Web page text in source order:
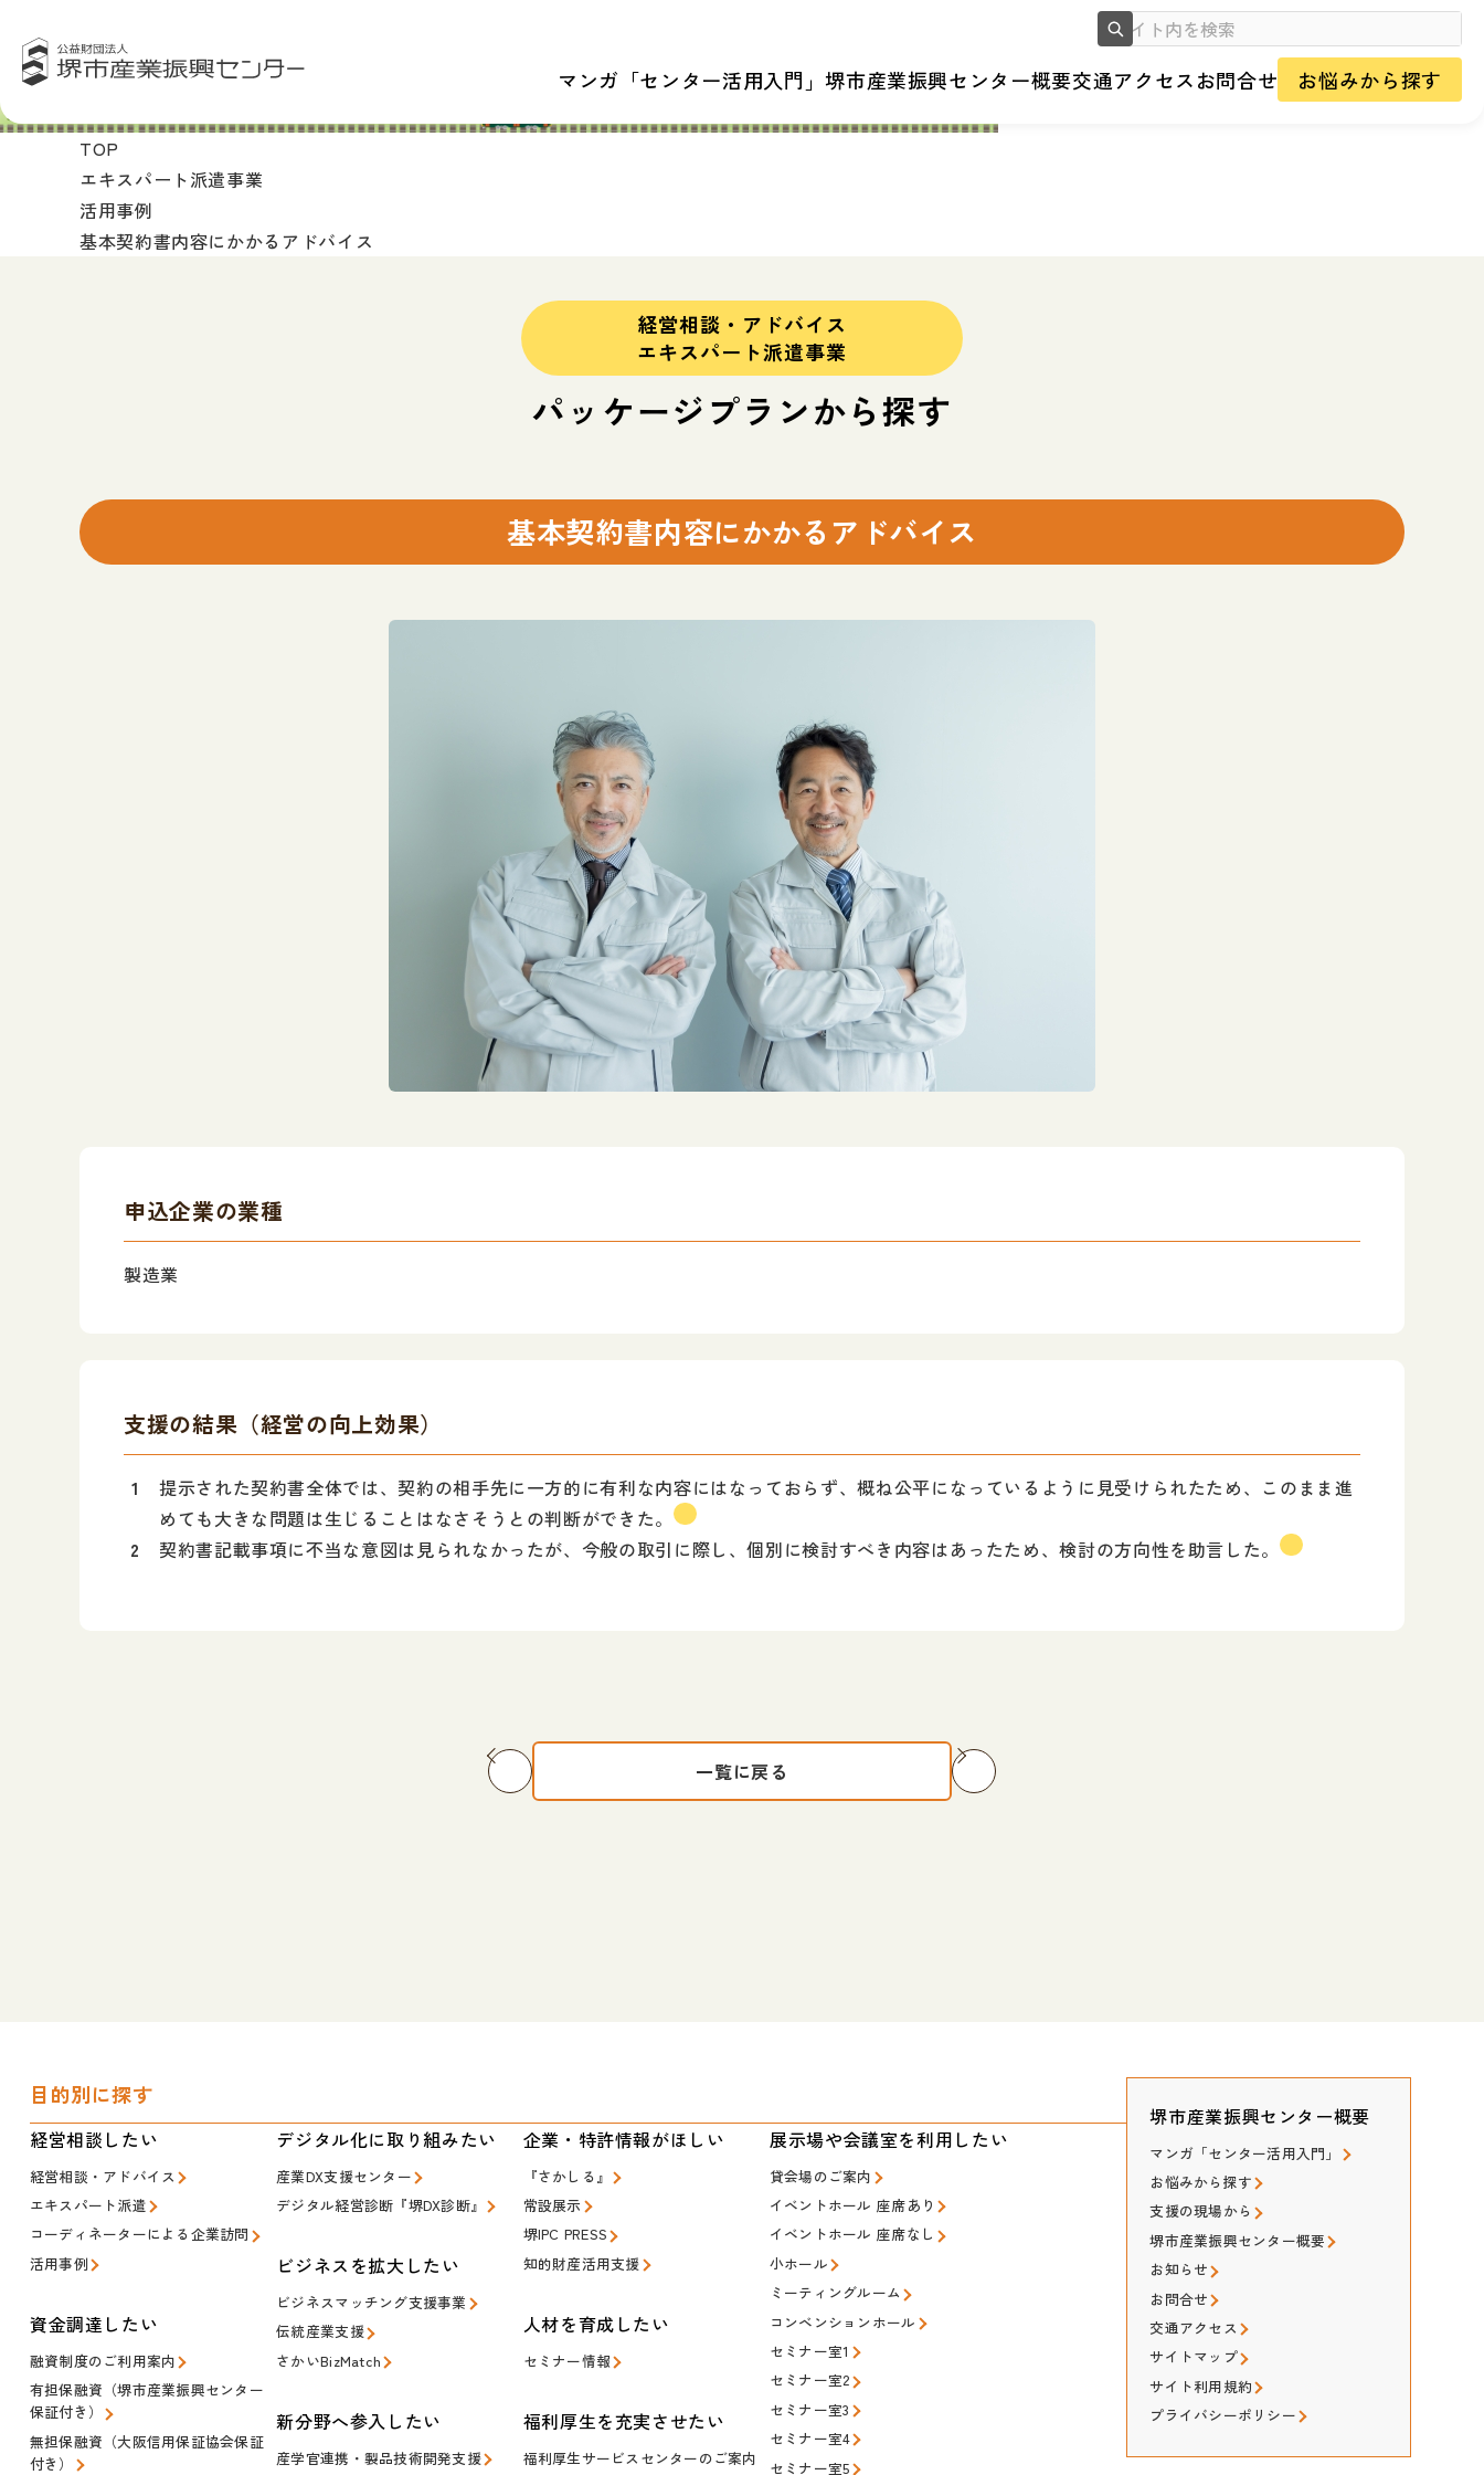
マンガ「センター活用入門」 堺市産業振興センター概要交通アクセスお問合せ お悩みから探す
TOP
エキスパート派遣事業
活用事例
基本契約書内容にかかるアドバイス
経営相談・アドバイス
エキスパート派遣事業
パッケージプランから探す
基本契約書内容にかかるアドバイス
申込企業の業種
製造業
支援の結果（経営の向上効果）
提示された契約書全体では、契約の相手先に一方的に有利な内容にはなっておらず、概ね公平になっているように見受けられたため、このまま進
めても大きな問題は生じることはなさそうとの判断ができた。
契約書記載事項に不当な意図は見られなかったが、今般の取引に際し、個別に検討すべき内容はあったため、検討の方向性を助言した。
一覧に戻る
目的別に探す
経営相談したい
経営相談・アドバイス
エキスパート派遣
コーディネーターによる企業訪問
活用事例
資金調達したい
融資制度のご利用案内
有担保融資（堺市産業振興センター
保証付き）
無担保融資（大阪信用保証協会保証
付き）
デジタル化に取り組みたい
産業DX支援センター
デジタル経営診断『堺DX診断』
ビジネスを拡大したい
ビジネスマッチング支援事業
伝統産業支援
さかいBizMatch
新分野へ参入したい
産学官連携・製品技術開発支援
企業・特許情報がほしい
『さかしる』
常設展示
堺IPC PRESS
知的財産活用支援
人材を育成したい
セミナー情報
福利厚生を充実させたい
福利厚生サービスセンターのご案内
展示場や会議室を利用したい
貸会場のご案内
イベントホール 座席あり
イベントホール 座席なし
小ホール
ミーティングルーム
コンベンションホール
セミナー室1
セミナー室2
セミナー室3
セミナー室4
セミナー室5
堺市産業振興センター概要
マンガ「センター活用入門」
お悩みから探す
支援の現場から
堺市産業振興センター概要
お知らせ
お問合せ
交通アクセス
サイトマップ
サイト利用規約
プライバシーポリシー